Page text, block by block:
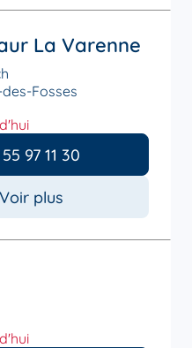
La Varenne
Fosses
97 11 30
Voir plus